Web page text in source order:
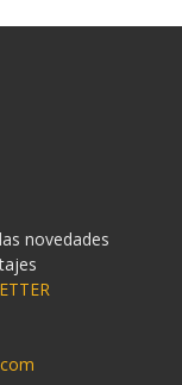
novedades